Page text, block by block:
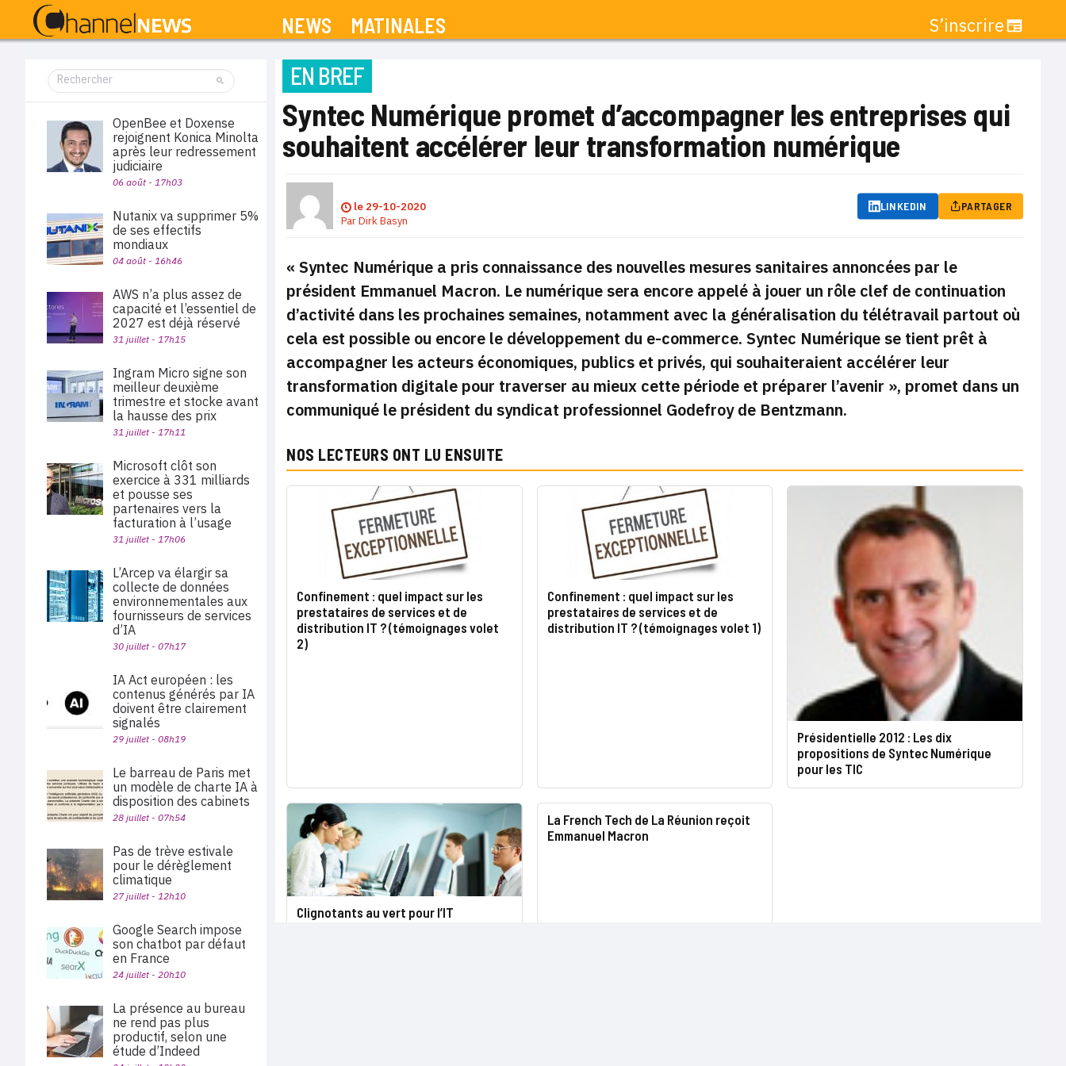
NEWS MATINALES S’inscrire
EN BREF
Syntec Numérique promet d’accompagner les entreprises qui
souhaitent accélérer leur transformation numérique
le 29-10-2020
ParDirk Basyn
LINKEDIN PARTAGER
« Syntec Numérique a pris connaissance des nouvelles mesures sanitaires annoncées par le
président Emmanuel Macron. Le numérique sera encore appelé à jouer un rôle clef de continuation
d’activité dans les prochaines semaines, notamment avec la généralisation du télétravail partout où
cela est possible ou encore le développement du e-commerce. Syntec Numérique se tient prêt à
accompagner les acteurs économiques, publics et privés, qui souhaiteraient accélérer leur
transformation digitale pour traverser au mieux cette période et préparer l’avenir », promet dans un
communiqué le président du syndicat professionnel Godefroy de Bentzmann.
NOS LECTEURS ONT LU ENSUITE
Confinement : quel impact sur les
prestataires de services et de
distribution IT ? (témoignages volet
2)
Confinement : quel impact sur les
prestataires de services et de
distribution IT ? (témoignages volet 1)
Présidentielle 2012 : Les dix
propositions de Syntec Numérique
pour les TIC
Clignotants au vert pour l’IT
La French Tech de La Réunion reçoit
Emmanuel Macron
OpenBee et Doxense
rejoignent Konica Minolta
après leur redressement
judiciaire
06 août - 17h03
Nutanix va supprimer 5%
de ses effectifs
mondiaux
04 août - 16h46
AWS n’a plus assez de
capacité et l’essentiel de
2027 est déjà réservé
31 juillet - 17h15
Ingram Micro signe son
meilleur deuxième
trimestre et stocke avant
la hausse des prix
31 juillet - 17h11
Microsoft clôt son
exercice à 331 milliards
et pousse ses
partenaires vers la
facturation à l’usage
31 juillet - 17h06
L’Arcep va élargir sa
collecte de données
environnementales aux
fournisseurs de services
d’IA
30 juillet - 07h17
IA Act européen : les
contenus générés par IA
doivent être clairement
signalés
29 juillet - 08h19
Le barreau de Paris met
un modèle de charte IA à
disposition des cabinets
28 juillet - 07h54
Pas de trève estivale
pour le dérèglement
climatique
27 juillet - 12h10
Google Search impose
son chatbot par défaut
en France
24 juillet - 20h10
La présence au bureau
ne rend pas plus
productif, selon une
étude d’Indeed